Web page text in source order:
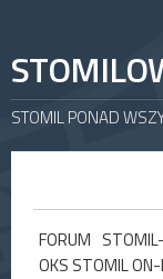
STOMIL PONAD
FORUM
OKS STOMIL